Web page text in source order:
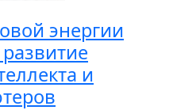
энергии
и